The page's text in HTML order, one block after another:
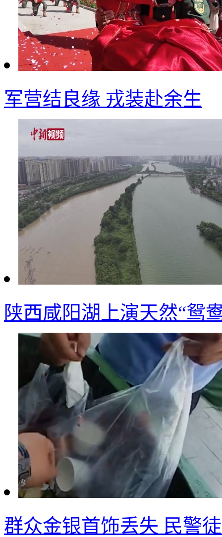
军营结良缘 戎装赴余生
陕西咸阳湖上演天然“鸳
群众金银首饰丢失 民警